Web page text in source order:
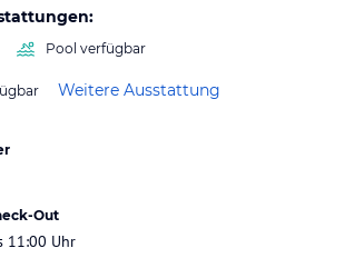
Pool verfügbar
Weitere Ausstattung
Out
11:00 Uhr